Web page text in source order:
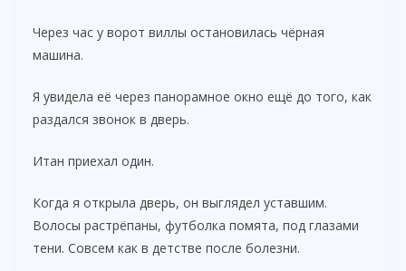
Через час у ворот виллы остановилась чёрная
машина.
Я увидела её через панорамное окно ещё до того, как
раздался звонок в дверь.
Итан приехал один.
Когда я открыла дверь, он выглядел уставшим.
Волосы растрёпаны, футболка помята, под глазами
тени. Совсем как в детстве после болезни.